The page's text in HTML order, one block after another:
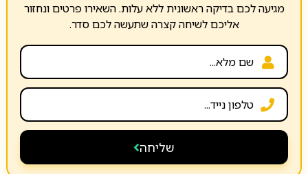
מגיעה לכם בדיקה ראשונית ללא עלות. השאירו פרטים ונחזור
אליכם לשיחה קצרה שתעשה לכם סדר.
שליחה